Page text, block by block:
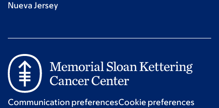
Nueva Jersey
Communication preferencesCookie preferences